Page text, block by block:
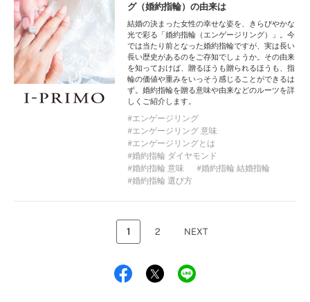
グ（婚約指輪）の由来は
結婚の決まった女性の幸せな姿を、きらびやかな
光で彩る「婚約指輪（エンゲージリング）」。今
では当たり前となった婚約指輪ですが、実は長い
長い歴史があるのをご存知でしょうか。その由来
を知っておけば、贈るほうも贈られるほうも、指
輪の価値や重みをいっそう感じることができるは
ず。婚約指輪を贈る意味や由来などのルーツを詳
しくご紹介します。
エンゲージリング
エンゲージリング 意味
エンゲージリングとは
婚約指輪 ダイヤモンド
婚約指輪 意味
婚約指輪 結婚指輪
婚約指輪 選び方
1 2 NEXT